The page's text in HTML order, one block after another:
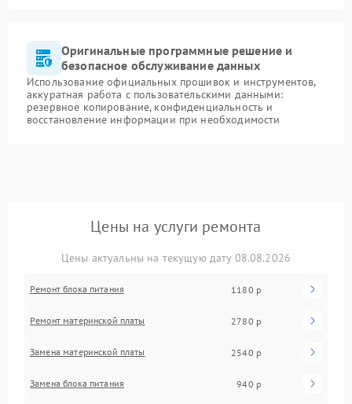
Оригинальные программные решение и
безопасное обслуживание данных
Использование официальных прошивок и инструментов,
аккуратная работа с пользовательскими данными:
резервное копирование, конфиденциальность и
восстановление информации при необходимости
Цены на услуги ремонта
Цены актуальны на текущую дату 08.08.2026
Ремонт блока питания 1180 р
Ремонт материнской платы 2780 р
Замена материнской платы 2540 р
Замена блока питания 940 р